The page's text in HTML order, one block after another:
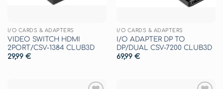
I/O CARDS & ADAPTERS
VIDEO SWITCH HDMI
2PORT/CSV-1384 CLUB3D
29,99 €
I/O CARDS & ADAPTERS
I/O ADAPTER DP TO
DP/DUAL CSV-7200 CLUB3D
69,99 €